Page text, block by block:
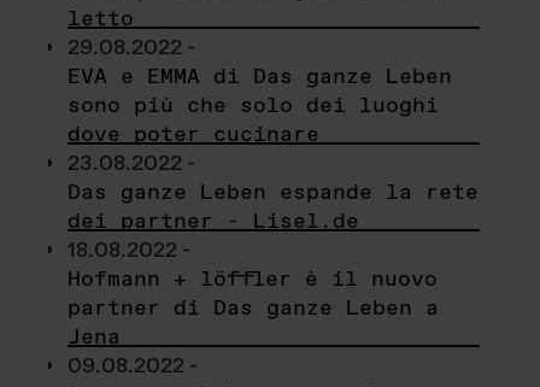
letto
29.08.2022 -
EVA e EMMA di Das ganze Leben
sono più che solo dei luoghi
dove poter cucinare
23.08.2022 -
Das ganze Leben espande la rete
dei partner - Lisel.de
18.08.2022 -
Hofmann + löffler è il nuovo
partner di Das ganze Leben a
Jena
09.08.2022 -